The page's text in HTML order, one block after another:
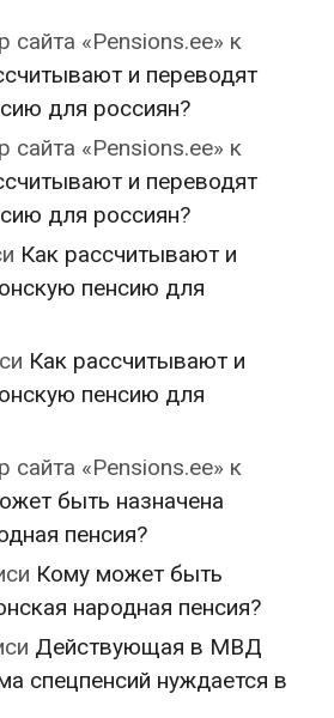
сайта «Pensions.ee» к
и переводят
для россиян?
сайта «Pensions.ee» к
и переводят
для россиян?
Как рассчитывают и
пенсию для
Как рассчитывают и
пенсию для
сайта «Pensions.ee» к
быть назначена
пенсия?
Кому может быть
народная пенсия?
Действующая в МВД
спецпенсий нуждается в